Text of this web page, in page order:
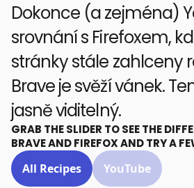
Dokonce (a zejména)
srovnání s Firefoxem,
stránky stále zahlceny
Brave je svěží vánek.
jasně viditelný.
GRAB THE SLIDER TO SEE THE
BRAVE AND FIREFOX AND TRY A
All Recipes YouTube